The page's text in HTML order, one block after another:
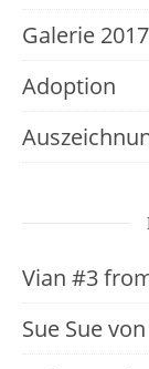
Galerie 2017
Adoption
Vian #3
Sue Sue